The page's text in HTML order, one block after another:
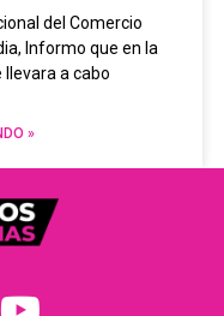
del Comercio
Informo que en la
llevara a cabo
»